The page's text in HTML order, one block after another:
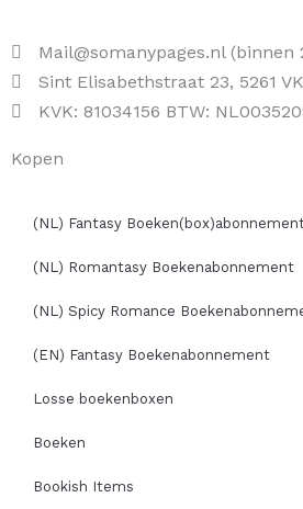
Mail@somanypages.nl
Sint Elisabethstraat 23, 5261
KVK: 81034156 BTW:
Kopen
(NL) Fantasy
(NL) Romantasy Boekenabonnement
(NL) Spicy Romance
(EN) Fantasy Boekenabonnement
Losse boekenboxen
Boeken
Bookish Items